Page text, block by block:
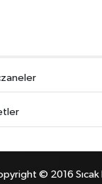
© 2016 Sıcak